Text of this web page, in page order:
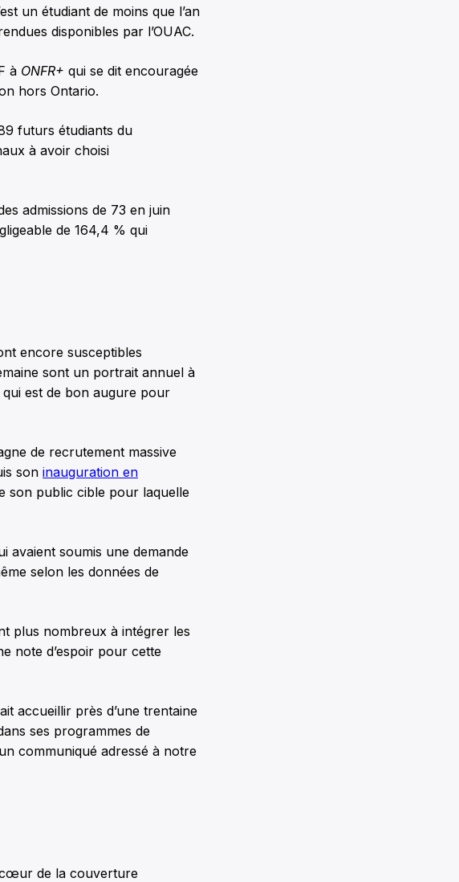
un étudiant de moins que l’an
disponibles par l’OUAC.
à ONFR+ qui se dit encouragée
hors Ontario.
futurs étudiants du
à avoir choisi
admissions de 73 en juin
de 164,4 % qui
encore susceptibles
sont un portrait annuel à
est de bon augure pour
de recrutement massive
son inauguration en
son public cible pour laquelle
avaient soumis une demande
selon les données de
plus nombreux à intégrer les
note d’espoir pour cette
accueillir près d’une trentaine
ses programmes de
communiqué adressé à notre
cœur de la couverture